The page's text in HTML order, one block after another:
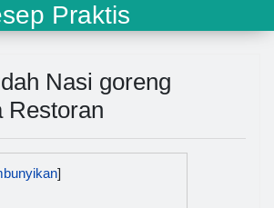
Praktis
Nasi goreng
Restoran